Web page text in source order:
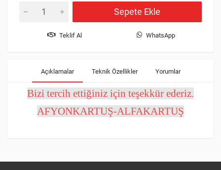
Sepete Ekle
Teklif Al WhatsApp
Açıklamalar Teknik Özellikler Yorumlar
Bizi tercih ettiğiniz için teşekkür ederiz.
AFYONKARTUŞ-ALFAKARTUŞ
AFYONKARTUŞ-ALFAKARTUŞ